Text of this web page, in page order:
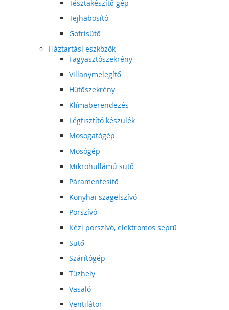
Tésztakészítő gép
Tejhabosító
Gofrisütő
Háztartási eszközök
Fagyasztószekrény
Villanymelegítő
Hűtőszekrény
Klímaberendezés
Légtisztító készülék
Mosogatógép
Mosógép
Mikrohullámú sütő
Páramentesítő
Konyhai szagelszívó
Porszívó
Kézi porszívó, elektromos seprű
Sütő
Szárítógép
Tűzhely
Vasaló
Ventilátor